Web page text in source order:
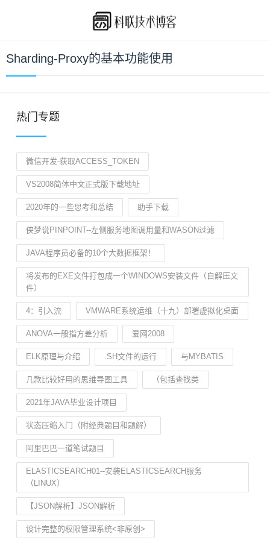
Sharding-Proxy的基本功能使用
热门专题
微信开发-获取ACCESS_TOKEN
VS2008简体中文正式版下载地址
2020年的一些思考和总结 助手下载
侠梦说PINPOINT--左侧服务地图调用量和WASON过滤
JAVA程序员必备的10个大数据框架！
将发布的EXE文件打包成一个WINDOWS安装文件（自解压文
件）
4：引入流 VMWARE系统运维（十九）部署虚拟化桌面
ANOVA一般指方差分析 爱网2008
ELK原理与介绍 .SH文件的运行 与MYBATIS
几款比较好用的思维导图工具 （包括查找类
2021年JAVA毕业设计项目
状态压缩入门（附经典题目和题解）
阿里巴巴一道笔试题目
ELASTICSEARCH01--安装ELASTICSEARCH服务
（LINUX）
【JSON解析】JSON解析
设计完整的权限管理系统<非原创>